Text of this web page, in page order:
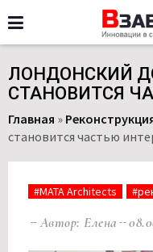
ЛОНДОНСКИЙ
СТАНОВИТСЯ
Главная »
становится частью
#MATA Architects
Автор: Елена